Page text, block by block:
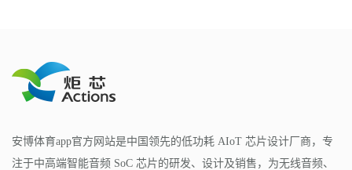
安博体育app官方网站是中国领先的低功耗 AIoT 芯片设计厂商，专
注于中高端智能音频 SoC 芯片的研发、设计及销售，为无线音频、